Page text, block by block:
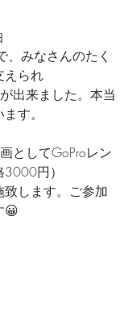
みなさんのたく
えられ
出来ました。本当
す。
としてGoProレン
円）
します。ご参加
😀